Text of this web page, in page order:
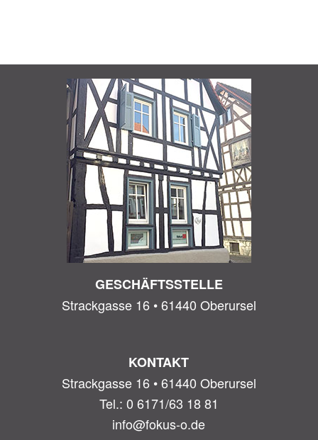
GESCHÄFTSSTELLE
Strackgasse 16 • 61440 Oberursel
KONTAKT
Strackgasse 16 • 61440 Oberursel
Tel.: 0 6171/63 18 81
info@fokus-o.de